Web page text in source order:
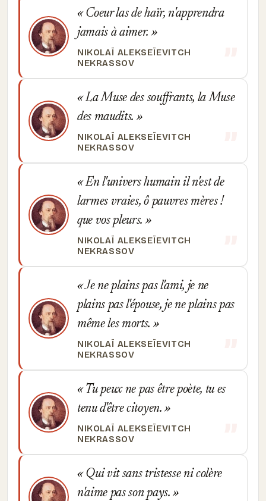
Coeur las de haïr, n'apprendra
jamais à aimer.
NIKOLAÏ ALEKSEÏEVITCH
NEKRASSOV
La Muse des souffrants, la Muse
des maudits.
NIKOLAÏ ALEKSEÏEVITCH
NEKRASSOV
En l'univers humain il n'est de
larmes vraies, ô pauvres mères !
que vos pleurs.
NIKOLAÏ ALEKSEÏEVITCH
NEKRASSOV
Je ne plains pas l'ami, je ne
plains pas l'épouse, je ne plains pas
même les morts.
NIKOLAÏ ALEKSEÏEVITCH
NEKRASSOV
Tu peux ne pas être poète, tu es
tenu d'être citoyen.
NIKOLAÏ ALEKSEÏEVITCH
NEKRASSOV
Qui vit sans tristesse ni colère
n'aime pas son pays.